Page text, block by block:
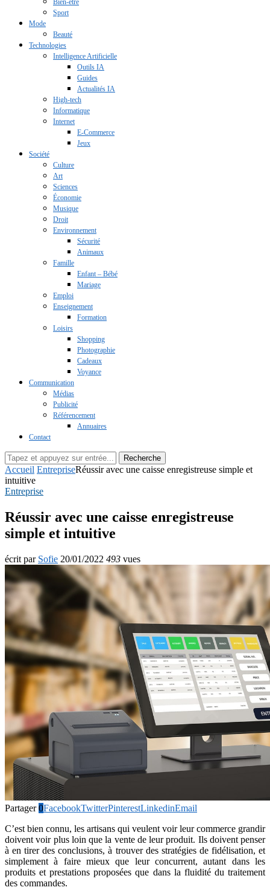
Bien-être
Sport
Mode
Beauté
Technologies
Intelligence Artificielle
Outils IA
Guides
Actualités IA
High-tech
Informatique
Internet
E-Commerce
Jeux
Société
Culture
Art
Sciences
Économie
Musique
Droit
Environnement
Sécurité
Animaux
Famille
Enfant – Bébé
Mariage
Emploi
Enseignement
Formation
Loisirs
Shopping
Photographie
Cadeaux
Voyance
Communication
Médias
Publicité
Référencement
Annuaires
Contact
Recherche
Accueil EntrepriseRéussir avec une caisse enregistreuse simple et
intuitive
Entreprise
Réussir avec une caisse enregistreuse
simple et intuitive
écrit par Sofie 20/01/2022 493 vues
Partager 0FacebookTwitterPinterestLinkedinEmail
C’est bien connu, les artisans qui veulent voir leur commerce grandir
doivent voir plus loin que la vente de leur produit. Ils doivent penser
à en tirer des conclusions, à trouver des stratégies de fidélisation, et
simplement à faire mieux que leur concurrent, autant dans les
produits et prestations proposées que dans la fluidité du traitement
des commandes.